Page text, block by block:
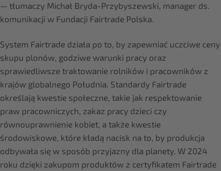
— tłumaczy Michał Bryda-Przybyszewski, manager ds.
komunikacji w Fundacji Fairtrade Polska.
System Fairtrade działa po to, by zapewniać uczciwe ceny
skupu plonów, godziwe warunki pracy oraz
sprawiedliwsze traktowanie rolników i pracowników z
krajów globalnego Południa. Standardy Fairtrade
określają kwestie społeczne, takie jak respektowanie
praw pracowniczych, zakaz pracy dzieci czy
równouprawnienie kobiet, a także kwestie
środowiskowe, które kładą nacisk na to, by produkcja
odbywała się w sposób przyjazny dla planety. W 2024
roku dzięki zakupom produktów z certyfikatem Fairtrade